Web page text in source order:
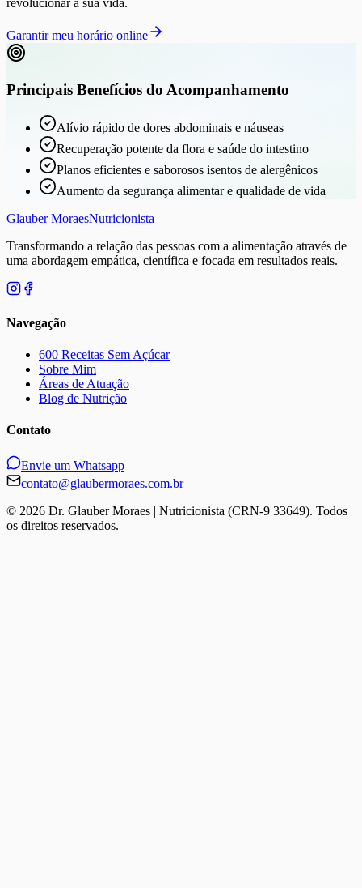
revolucionar a sua vida.
Garantir meu horário online
Principais Benefícios do Acompanhamento
Alívio rápido de dores abdominais e náuseas
Recuperação potente da flora e saúde do intestino
Planos eficientes e saborosos isentos de alergênicos
Aumento da segurança alimentar e qualidade de vida
Glauber MoraesNutricionista
Transformando a relação das pessoas com a alimentação através de
uma abordagem empática, científica e focada em resultados reais.
Navegação
600 Receitas Sem Açúcar
Sobre Mim
Áreas de Atuação
Blog de Nutrição
Contato
Envie um Whatsapp
contato@glaubermoraes.com.br
© 2026 Dr. Glauber Moraes | Nutricionista (CRN-9 33649). Todos
os direitos reservados.